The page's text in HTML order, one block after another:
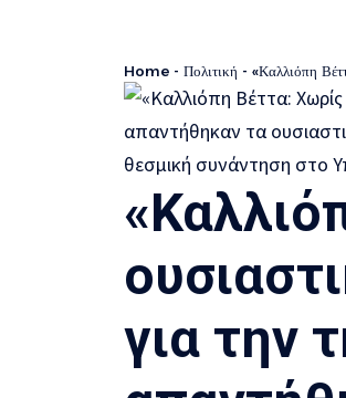
Home - Πολιτική - «Καλλιόπη Βέττα: Χωρίς καμία
για την